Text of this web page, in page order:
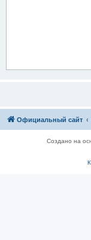
Официальный сайт
Создано на